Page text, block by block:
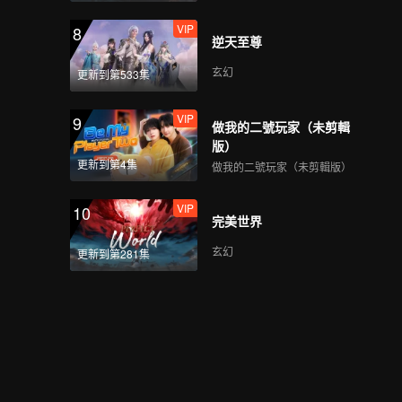
8
更新到第533集
VIP
逆天至尊
玄幻
9
更新到第4集
VIP
做我的二號玩家（未剪輯
版）
做我的二號玩家（未剪輯版）
10
更新到第281集
VIP
完美世界
玄幻